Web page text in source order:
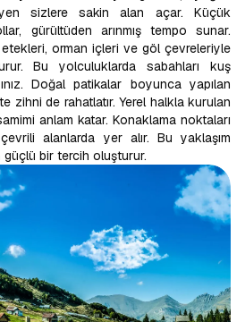
sizlere sakin alan açar. Küçük
gürültüden arınmış tempo sunar.
orman içleri ve göl çevreleriyle
Bu yolculuklarda sabahları kuş
Doğal patikalar boyunca yapılan
zihni de rahatlatır. Yerel halkla kurulan
anlam katar. Konaklama noktaları
alanlarda yer alır. Bu yaklaşım
güçlü bir tercih oluşturur.